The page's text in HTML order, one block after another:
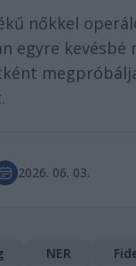
nőkkel
egyre
2026. 06. 03.
NER